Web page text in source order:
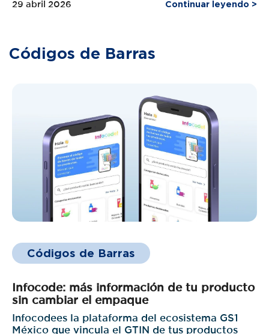
29 abril 2026 Continuar leyendo >
Códigos de Barras
Códigos de Barras
Infocode: más información de tu producto
sin cambiar el empaque
Infocodees la plataforma del ecosistema GS1
México que vincula el GTIN de tus productos